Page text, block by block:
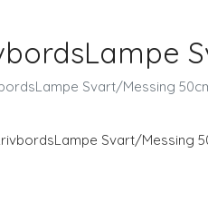
Svart/Messing